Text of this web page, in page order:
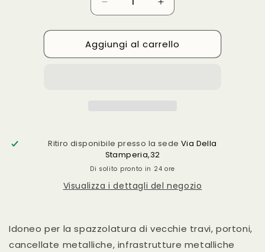
Diminuisci
quantità
per
Spazzola
per
Aumenta
quantità
per
Spazzola
per
Aggiungi al carrello
Ritiro disponibile presso la sede Via Della
Stamperia,32
Di solito pronto in 24 ore
Visualizza i dettagli del negozio
Idoneo per la spazzolatura di vecchie travi, portoni,
cancellate metalliche, infrastrutture metalliche